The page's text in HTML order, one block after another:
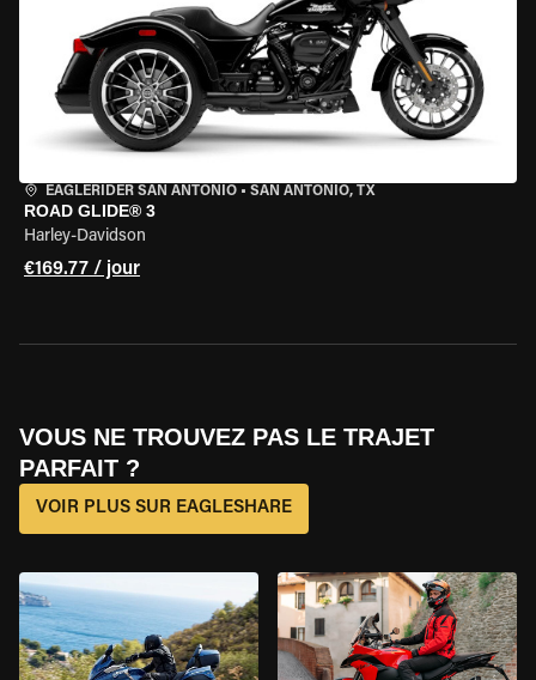
EAGLERIDER SAN ANTONIO • SAN ANTONIO, TX
ROAD GLIDE® 3
Harley-Davidson
€169.77 / jour
VOUS NE TROUVEZ PAS LE TRAJET
PARFAIT ?
VOIR PLUS SUR EAGLESHARE